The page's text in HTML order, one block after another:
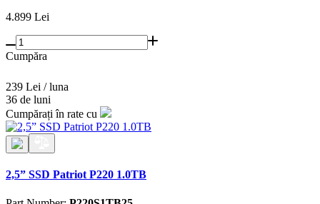
4.899 Lei
Cumpăra
239 Lei / luna
36 de luni
Cumpărați în rate cu
2,5” SSD Patriot P220 1.0TB